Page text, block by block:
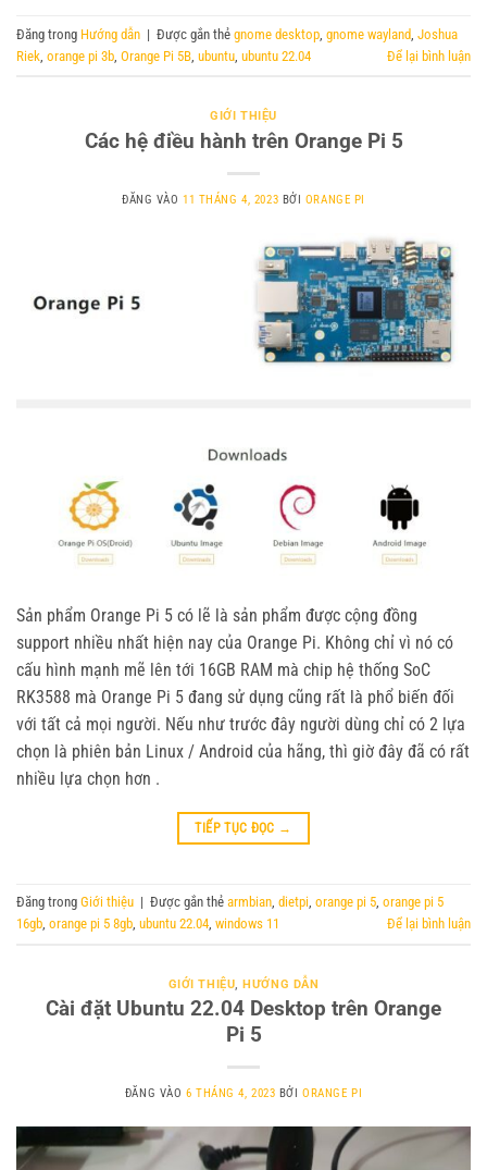
Đăng trong Hướng dẫn | Được gắn thẻ gnome desktop gnome wayland Joshua
Riek orange pi 3b Orange Pi 5B ubuntu ubuntu 22.04 Để lại bình luận
GIỚI THIỆU
Các hệ điều hành trên Orange Pi 5
ĐĂNG VÀO11 THÁNG 4, 2023 BỞI ORANGE PI
Sản phẩm Orange Pi 5 có lẽ là sản phẩm được cộng đồng
support nhiều nhất hiện nay của Orange Pi. Không chỉ vì nó có
cấu hình mạnh mẽ lên tới 16GB RAM mà chip hệ thống SoC
RK3588 mà Orange Pi 5 đang sử dụng cũng rất là phổ biến đối
với tất cả mọi người. Nếu như trước đây người dùng chỉ có 2 lựa
chọn là phiên bản Linux / Android của hãng, thì giờ đây đã có rất
nhiều lựa chọn hơn .
TIẾP TỤC ĐỌC →
Đăng trong Giới thiệu | Được gắn thẻ armbian dietpi orange pi 5 orange pi 5
16gb orange pi 5 8gb ubuntu 22.04 windows 11 Để lại bình luận
GIỚI THIỆU,HƯỚNG DẪN
Cài đặt Ubuntu 22.04 Desktop trên Orange
Pi 5
ĐĂNG VÀO 6 THÁNG 4, 2023 BỞIORANGE PI